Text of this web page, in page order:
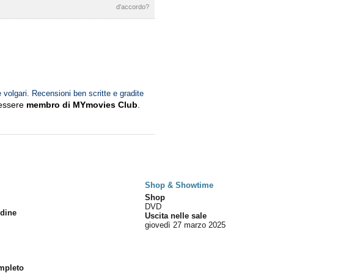
d'accordo?
Recensioni ben scritte e gradite
membro di MYmovies Club
Shop & Showtime
Shop
DVD
Uscita nelle sale
giovedì 27 marzo 2025